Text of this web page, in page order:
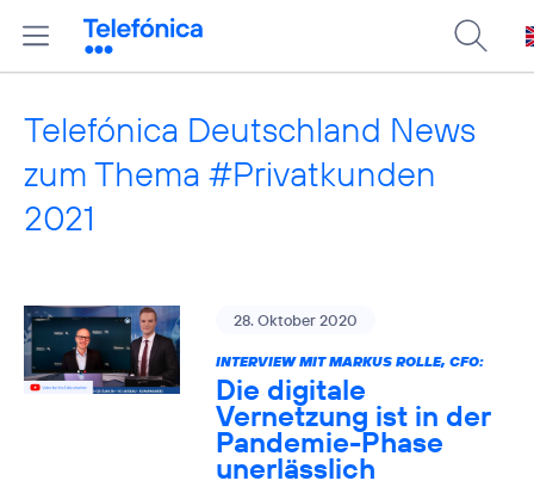
Telefónica Deutschland News
zum Thema #Privatkunden
2021
28. Oktober 2020
INTERVIEW MIT MARKUS ROLLE, CFO:
Die digitale
Vernetzung ist in der
Pandemie-Phase
unerlässlich